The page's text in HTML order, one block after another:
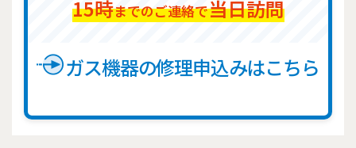
15時までのご連絡で当日訪問
ガス機器の修理申込みはこちら